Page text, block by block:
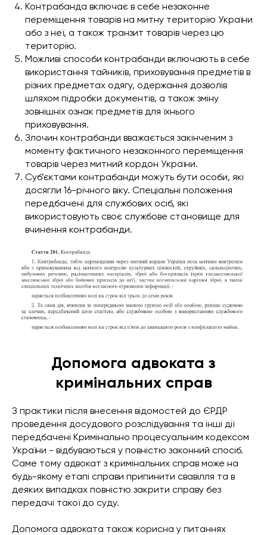
Контрабанда включає в себе незаконне
переміщення товарів на митну територію України
або з неї, а також транзит товарів через цю
територію.
Можливі способи контрабанди включають в себе
використання тайників, приховування предметів в
різних предметах одягу, одержання дозволів
шляхом підробки документів, а також зміну
зовнішніх ознак предметів для їхнього
приховування.
Злочин контрабанди вважається закінченим з
моменту фактичного незаконного переміщення
товарів через митний кордон України.
Суб’єктами контрабанди можуть бути особи, які
досягли 16-річного віку. Спеціальні положення
передбачені для службових осіб, які
використовують своє службове становище для
вчинення контрабанди.
Допомога адвоката з
кримінальних справ
З практики після внесення відомостей до ЄРДР
проведення досудового розслідування та інші дії
передбачені Кримінально процесуальним кодексом
України - відбуваються у повністю законний спосіб.
Саме тому адвокат з кримінальних справ може на
будь-якому етапі справи припинити свавілля та в
деяких випадках повністю закрити справу без
передачі такої до суду.
Допомога адвоката також корисна у питаннях